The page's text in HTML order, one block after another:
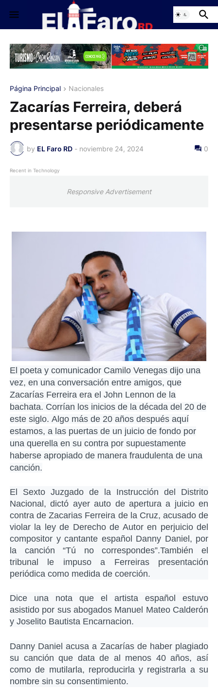
Página Principal Nacionales
Zacarías Ferreira, deberá
presentarse periódicamente
by EL Faro RD - noviembre 24, 2024 0
Recent in Technology
Responsive Advertisement
El poeta y comunicador Camilo Venegas dijo una
vez, en una conversación entre amigos, que
Zacarías Ferreira era el John Lennon de la
bachata. Corrían los inicios de la década del 20 de
este siglo. Algo más de 20 años después aquí
estamos, a las puertas de un juicio de fondo por
una querella en su contra por supuestamente
haberse apropiado de manera fraudulenta de una
canción.
El Sexto Juzgado de la Instrucción del Distrito
Nacional, dictó ayer auto de apertura a juicio en
contra de Zacarias Ferreira de la Cruz, acusado de
violar la ley de Derecho de Autor en perjuicio del
compositor y cantante español Danny Daniel, por
la canción “Tú no correspondes”.También el
tribunal le impuso a Ferreiras presentación
periódica como medida de coerción.
Dice una nota que el artista español estuvo
asistido por sus abogados Manuel Mateo Calderón
y Joselito Bautista Encarnacion.
Danny Daniel acusa a Zacarías de haber plagiado
su canción que data de al menos 40 años, así
como de mutilarla, reproducirla y registrarla a su
nombre sin su consentimiento.